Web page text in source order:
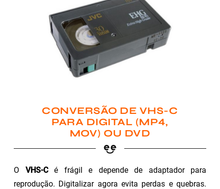
CONVERSÃO DE VHS-C
PARA DIGITAL (MP4,
MOV) OU DVD
O VHS-Cé frágil e depende de adaptador para
reprodução. Digitalizar agora evita perdas e quebras.